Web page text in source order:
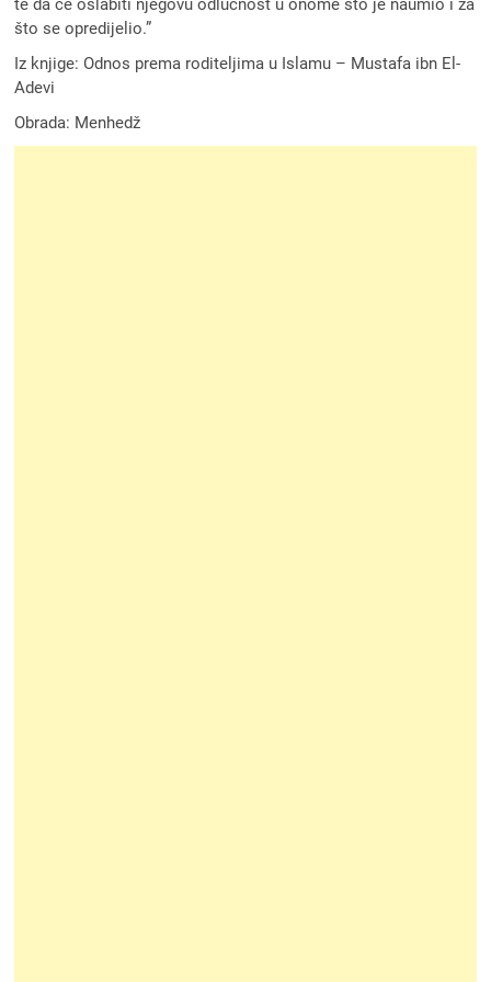
te da će oslabiti njegovu odlučnost u onome što je naumio i za
što se opredijelio.”
Iz knjige: Odnos prema roditeljima u Islamu – Mustafa ibn El-
Adevi
Obrada: Menhedž